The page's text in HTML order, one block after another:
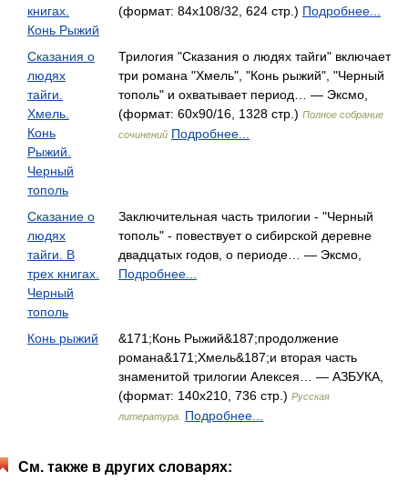
книгах.
Конь Рыжий
(формат: 84x108/32, 624 стр.) Подробнее...
Сказания о
людях
тайги.
Хмель.
Конь
Рыжий.
Черный
тополь
Трилогия "Сказания о людях тайги" включает
три романа "Хмель", "Конь рыжий", "Черный
тополь" и охватывает период… — Эксмо,
(формат: 60x90/16, 1328 стр.) Полное собрание
сочинений Подробнее...
Сказание о
людях
тайги. В
трех книгах.
Черный
тополь
Заключительная часть трилогии - "Черный
тополь" - повествует о сибирской деревне
двадцатых годов, о периоде… — Эксмо,
Подробнее...
Конь рыжий
&171;Конь Рыжий&187;продолжение
романа&171;Хмель&187;и вторая часть
знаменитой трилогии Алексея… — АЗБУКА,
(формат: 140x210, 736 стр.) Русская
литература.
Подробнее...
См. также в других словарях: